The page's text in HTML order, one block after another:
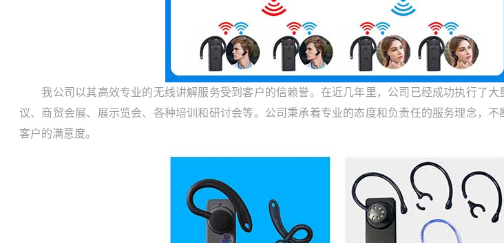
我公司以其高效专业的无线讲解服务受到客户的信赖誉。在近几年里，公司已经成功执行了大
议、商贸会展、展示览会、各种培训和研讨会等。公司秉承着专业的态度和负责任的服务理念，
客户的满意度。